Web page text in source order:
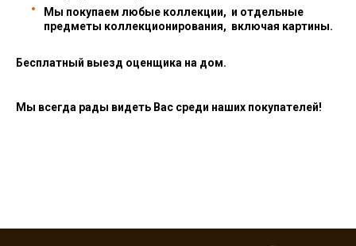
Мы покупаем любые коллекции, и отдельные
предметы коллекционирования, включая картины.
Бесплатный выезд оценщика на дом.
Мы всегда рады видеть Вас среди наших покупателей!